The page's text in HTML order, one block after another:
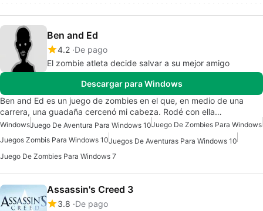
Ben and Ed
4.2 De pago
El zombie atleta decide salvar a su mejor amigo
Descargar para Windows
Ben and Ed es un juego de zombies en el que, en medio de una
carrera, una guadaña cercenó mi cabeza. Rodé con ella…
WindowsJuego De Aventura Para Windows 10Juego De Zombies Para Windows
Juegos Zombis Para Windows 10Juegos De Aventuras Para Windows 10
Juego De Zombies Para Windows 7
Assassin's Creed 3
3.8 De pago